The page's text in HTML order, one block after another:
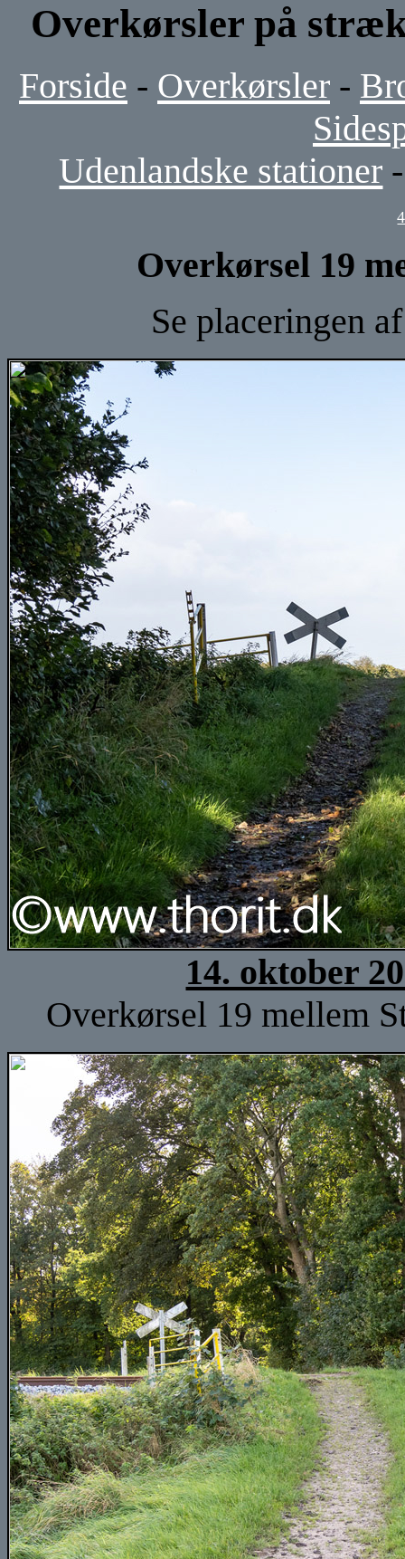
Overkørsler på
Forside - Overkørsler -
Udenlandske stationer
4
Overkørsel 19
Se placeringen
14. oktober
Overkørsel 19 mellem